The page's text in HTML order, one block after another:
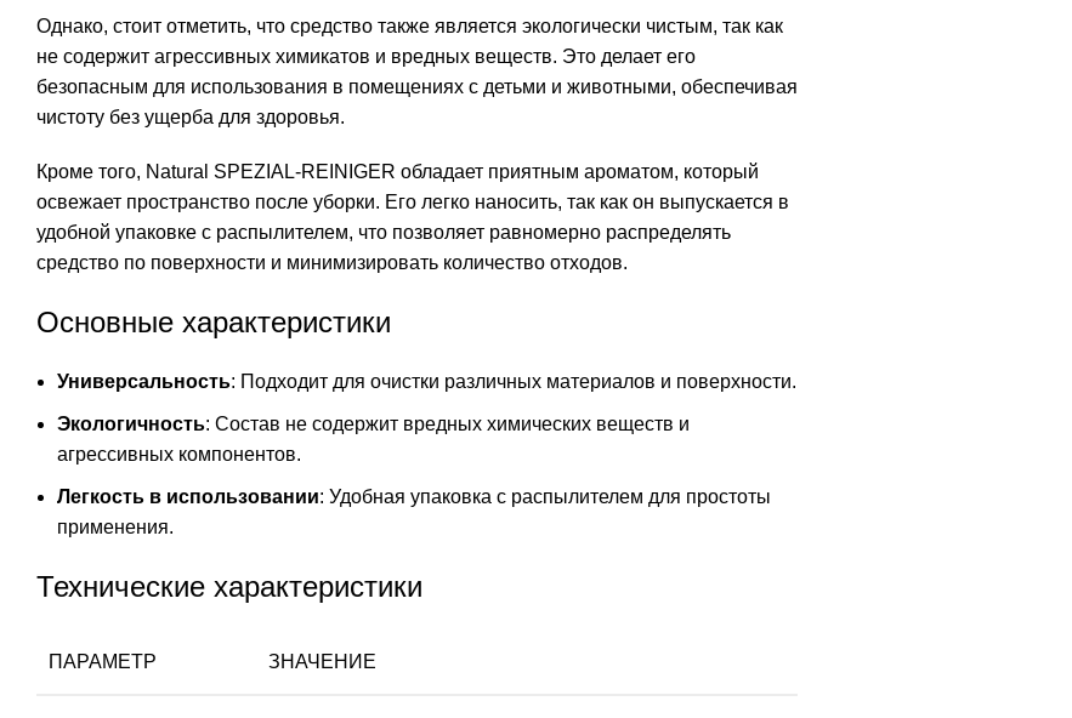
Однако, стоит отметить, что средство также является экологически чистым, так как
не содержит агрессивных химикатов и вредных веществ. Это делает его
безопасным для использования в помещениях с детьми и животными, обеспечивая
чистоту без ущерба для здоровья.
Кроме того, Natural SPEZIAL-REINIGER обладает приятным ароматом, который
освежает пространство после уборки. Его легко наносить, так как он выпускается в
удобной упаковке с распылителем, что позволяет равномерно распределять
средство по поверхности и минимизировать количество отходов.
Основные характеристики
Универсальность: Подходит для очистки различных материалов и поверхности.
Экологичность: Состав не содержит вредных химических веществ и
агрессивных компонентов.
Легкость в использовании: Удобная упаковка с распылителем для простоты
применения.
Технические характеристики
ПАРАМЕТР ЗНАЧЕНИЕ